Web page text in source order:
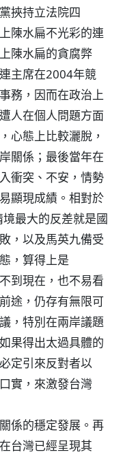
挾持立法院四
陳水扁不光彩的連
陳水扁的貪腐弊
主席在2004年競
務，因而在政治上
人在個人問題方面
心態上比較灑脫，
關係；最後當年在
衝突、不安，情勢
顯現成績。相對於
最大的反差就是國
，以及馬英九備受
，算得上是
到現在，也不易看
途，仍存有無限可
，特別在兩岸議題
果得出太過具體的
定引來反對者以
實，來激發台灣
係的穩定發展。再
台灣已經呈現其